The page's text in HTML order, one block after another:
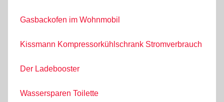
Gasbackofen im Wohnmobil
Kissmann Kompressorkühlschrank Stromverbrauch
Der Ladebooster
Wassersparen Toilette